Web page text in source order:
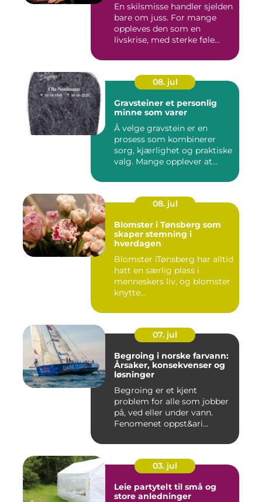
En skilsmisse handler sjelden
bare om juss. For mange
oppleves den som en
livskrise, med sterke føle...
08. jul
Gravsteiner et personlig
minne som varer
Å velge gravstein er en
prosess som kombinerer
sorg, kjærlighet og praktiske
valg. Mange opplever at...
08. jul
Blomster i Tønsberg som
skaper stemning i
hverdagen
Blomster iTønsberg har alltid
hatt en særlig plass i
menneskers liv, og blomster
knytte...
07. jul
Begroing i norske farvann:
Årsaker, konsekvenser og
løsninger
Begroing er et kjent
problem for alle som jobber
på, ved eller under vann.
Fenomenet oppst&ari...
03. jul
Leie partytelt til små og
store anledninger